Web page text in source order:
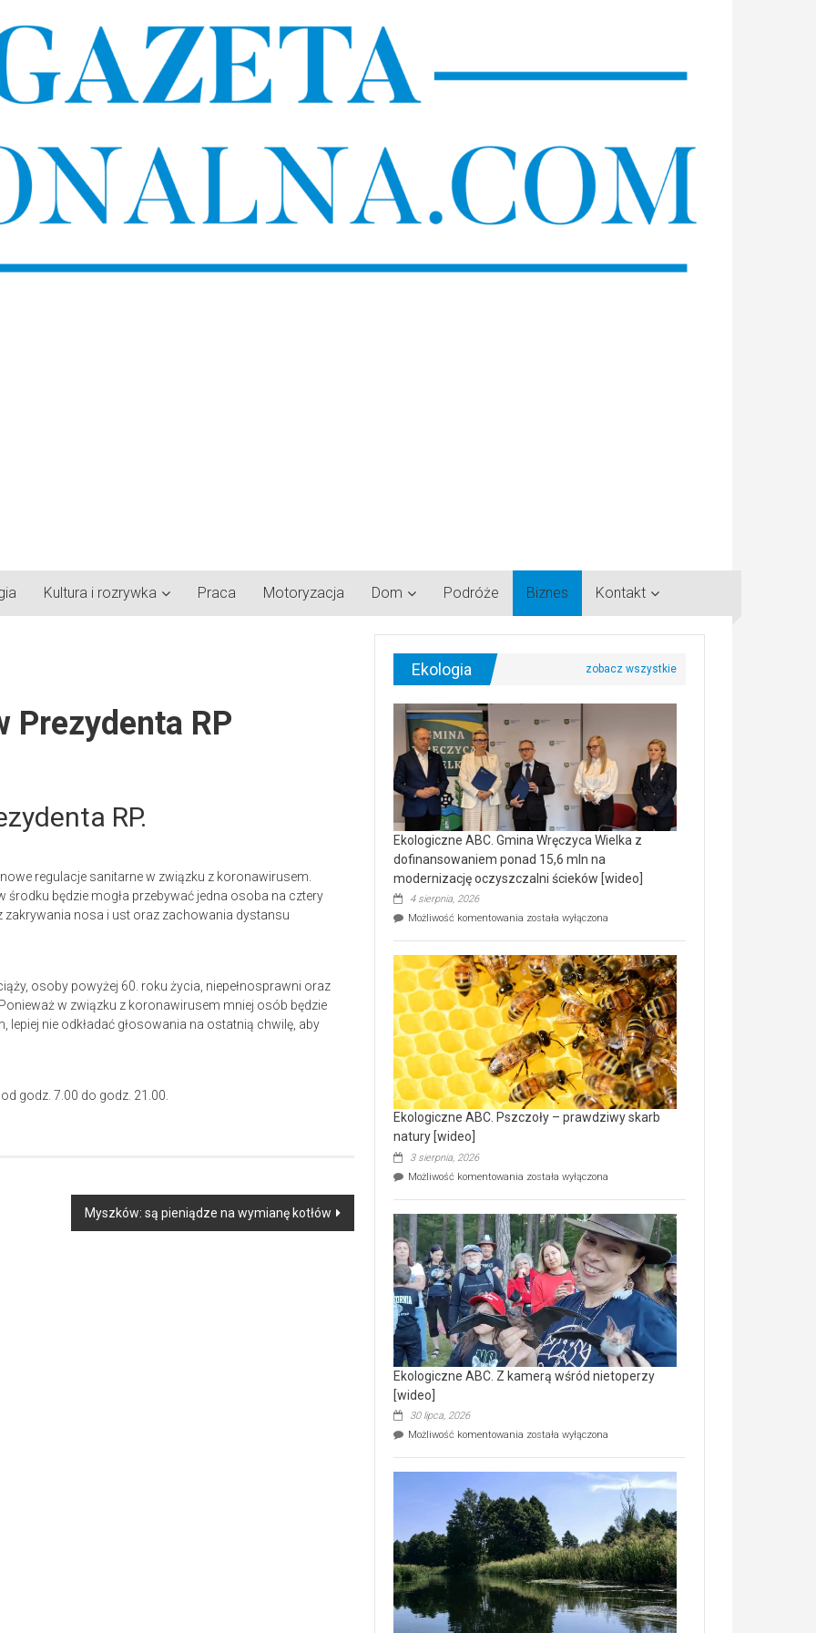
Kultura i rozrywka Praca Motoryzacja Dom Podróże Biznes Kontakt
Prezydenta RP
RP.
regulacje sanitarne w związku z koronawirusem.
będzie mogła przebywać jedna osoba na cztery
zakrywania nosa i ust oraz zachowania dystansu
osoby powyżej 60. roku życia, niepełnosprawni oraz
w związku z koronawirusem mniej osób będzie
nie odkładać głosowania na ostatnią chwilę, aby
godz. 7.00 do godz. 21.00.
Myszków: są pieniądze na wymianę kotłów
Ekologia
Ekologiczne ABC. Gmina Wręczyca Wielka z
dofinansowaniem ponad 15,6 mln na
modernizację oczyszczalni ścieków [wideo]
4 sierpnia, 2026
Możliwość komentowania Ekologiczne
Wręczyca
Wielka
z
dofinansowaniem
ponad
15,6
mln
na
modernizację
oczyszczalni
ścieków
[wideo]
została wyłączona
Ekologiczne ABC. Pszczoły – prawdziwy skarb
natury [wideo]
3 sierpnia, 2026
Możliwość komentowania Ekologiczne
–
prawdziwy
skarb
natury
[wideo]
została wyłączona
Ekologiczne ABC. Z kamerą wśród nietoperzy
[wideo]
30 lipca, 2026
Możliwość komentowania Ekologiczne
wśród
nietoperzy
[wideo]
została wyłączona